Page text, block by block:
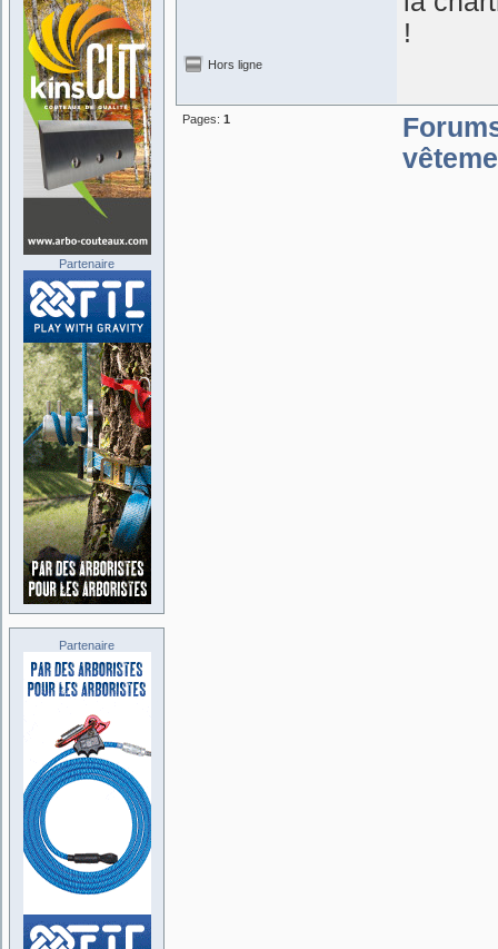
!
Hors ligne
Pages: 1
Partenaire
Partenaire